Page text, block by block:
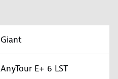
Giant
AnyTour E+ 6 LST